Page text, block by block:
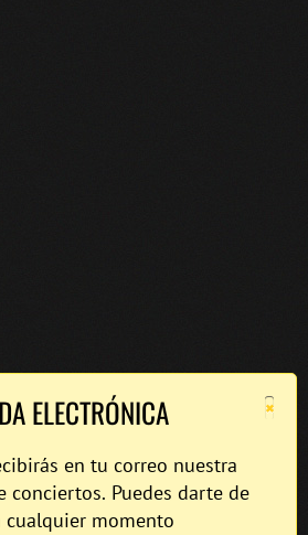
×
ELECTRÓNICA
en tu correo nuestra
conciertos. Puedes darte de
cualquier momento